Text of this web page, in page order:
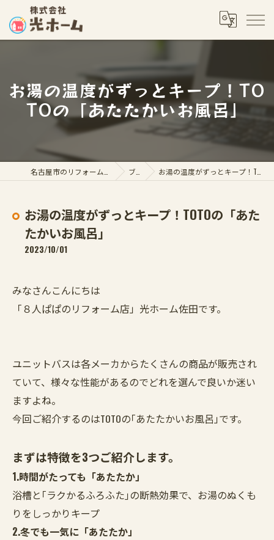
お湯の温度がずっとキープ！TO
TOの「あたたかいお風呂」
ブログ お湯の温度がずっとキープ！TOTOの「あたたかいお風呂」
お湯の温度がずっとキープ！TOTOの「あた
たかいお風呂」
2023/10/01
みなさんこんにちは
「８人ぱぱのリフォーム店」光ホーム佐田です。
ユニットバスは各メーカからたくさんの商品が販売され
ていて、様々な性能があるのでどれを選んで良いか迷い
ますよね。
今回ご紹介するのはTOTOの｢あたたかいお風呂｣です。
まずは特徴を3つご紹介します。
1.時間がたっても「あたたか」
浴槽と｢ラクかるふろふた｣の断熱効果で、お湯のぬくも
りをしっかりキープ
2.冬でも一気に「あたたか」